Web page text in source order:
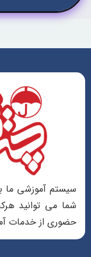
سیستم آموزشی ما
شما می توانید
حضوری از خدمات